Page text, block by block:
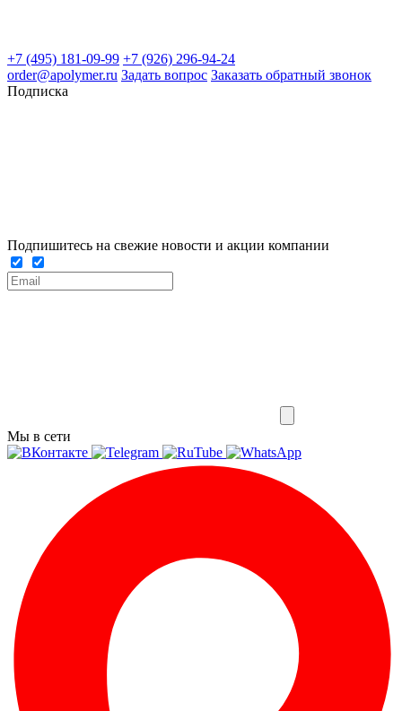
+7 (495) 181-09-99 +7 (926) 296-94-24
order@apolymer.ru Задать вопрос Заказать обратный звонок
Подписка
Подпишитесь на свежие новости и акции компании
Мы в сети